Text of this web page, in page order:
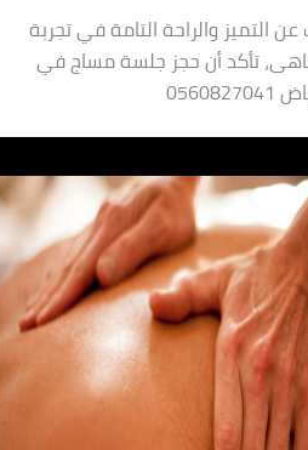
التميز والراحة التامة في تجربة
تأكد أن حجز جلسة مساج في